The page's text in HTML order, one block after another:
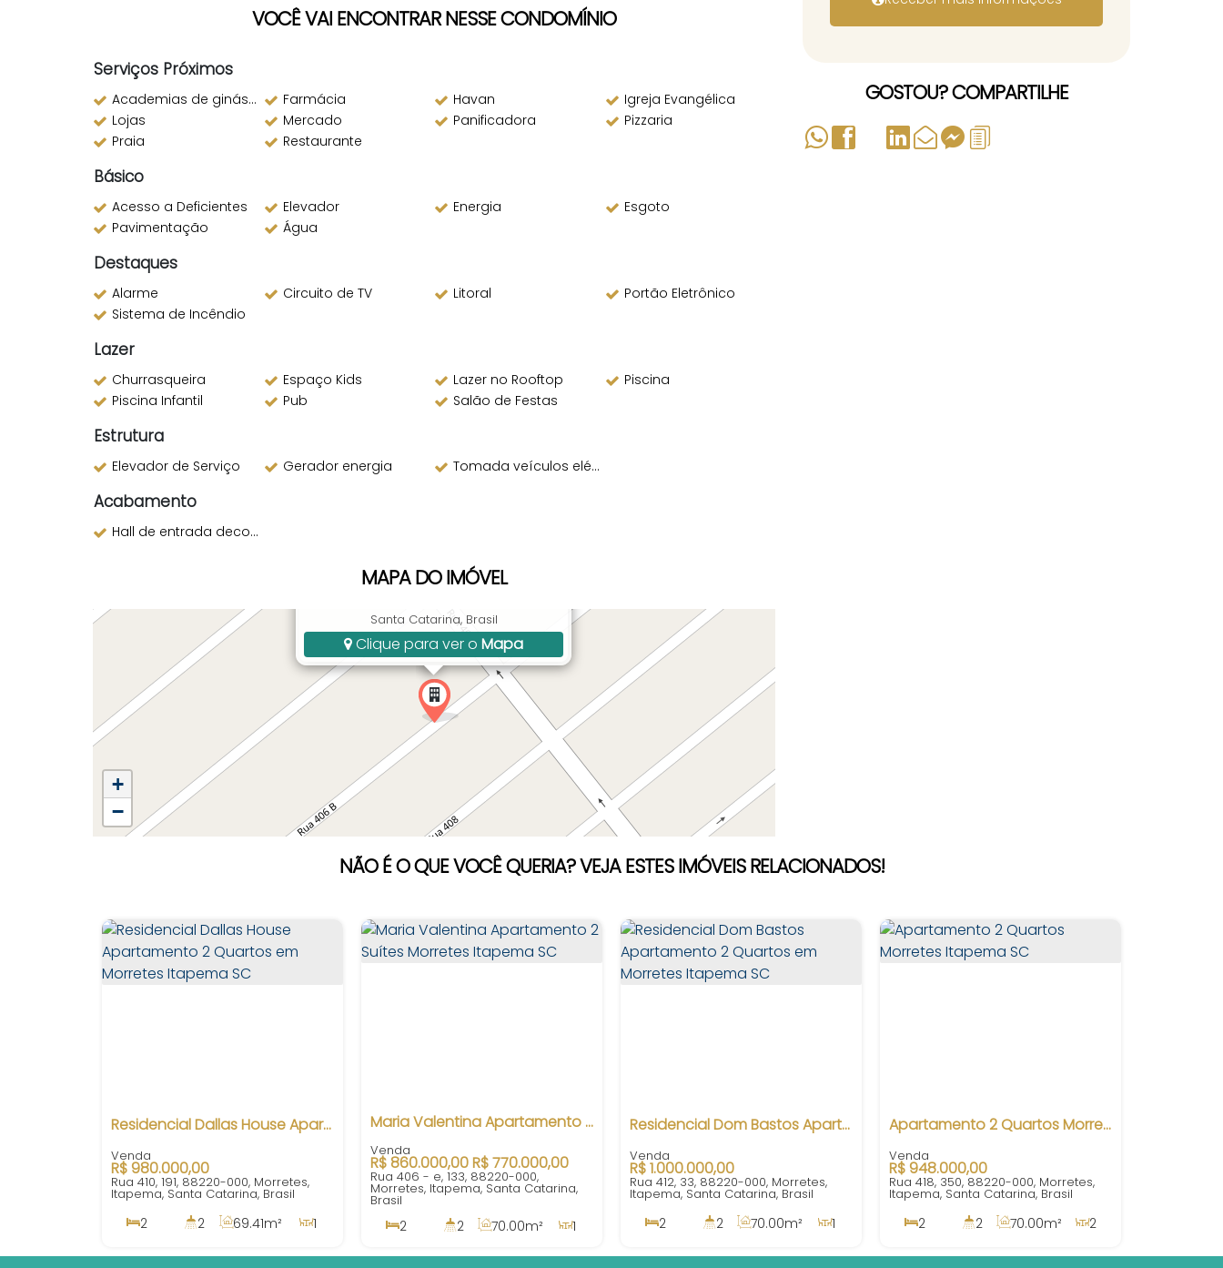
VOCÊ VAI ENCONTRAR NESSE CONDOMÍNIO
Serviços Próximos
Academias de ginástica Farmácia Havan
Igreja Evangélica
Lojas
Mercado Panificadora
Pizzaria
Praia
Restaurante
Básico
Acesso a Deficientes Elevador Energia
Esgoto
Pavimentação
Água
Destaques
Alarme Circuito de TV Litoral
Portão Eletrônico
Sistema de Incêndio
Lazer
Churrasqueira Espaço Kids Lazer no Rooftop
Piscina
Piscina Infantil
Pub Salão de Festas
Estrutura
Elevador de Serviço Gerador energia Tomada veículos elétricos
Acabamento
Hall de entrada decorado
MAPA DO IMÓVEL
Santa Catarina, Brasil
Clique para ver o Mapa
+
−
GOSTOU? COMPARTILHE
NÃO É O QUE VOCÊ QUERIA? VEJA ESTES IMÓVEIS RELACIONADOS!
Residencial Dallas House Apartamento 2 Quartos em Morretes Itapema SC
R$980.000,00
Rua 410, 191, 88220-000, Morretes,
Itapema, Santa Catarina, Brasil
2 2 69.41m²
1
69.41m²
Maria Valentina Apartamento 2 Suítes Morretes Itapema SC
R$ 860.000,00R$770.000,00
Rua 406 - e, 133, 88220-000,
Morretes, Itapema, Santa Catarina,
Brasil
2 2 70.00m²
1
70.00m²
Residencial Dom Bastos Apartamento 2 Quartos em Morretes Itapema SC
R$1.000.000,00
Rua 412, 33, 88220-000, Morretes,
Itapema, Santa Catarina, Brasil
2 2 70.00m²
1
Apartamento 2 Quartos Morretes Itapema SC
R$948.000,00
Rua 418, 350, 88220-000, Morretes,
Itapema, Santa Catarina, Brasil
2 2 70.00m²
2
70.00m²